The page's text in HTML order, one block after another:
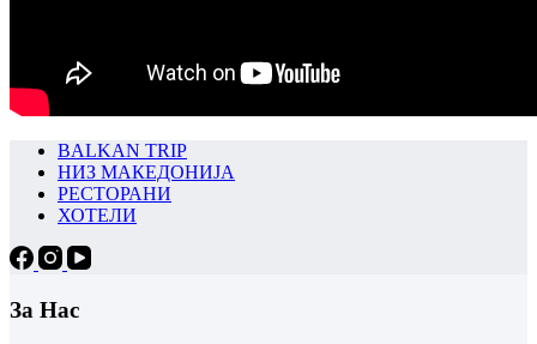
BALKAN TRIP
НИЗ МАКЕДОНИЈА
РЕСТОРАНИ
ХОТЕЛИ
За Нас